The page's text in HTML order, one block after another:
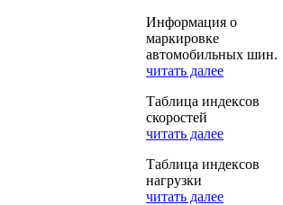
Информация о
маркировке
автомобильных шин.
читать далее
Таблица индексов
скоростей
читать далее
Таблица индексов
нагрузки
читать далее